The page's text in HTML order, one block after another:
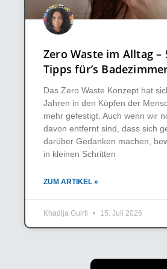
Zero Waste im Alltag –
Tipps für’s
Das Zero Waste Konzept hat
Jahren in den Köpfen der
mehr gefestigt. Auch wenn wir
davon entfernt sind, dass sich
darüber Gedanken machen,
in kleinen Schritten
ZUM ARTIKEL »
Khadija Guirti 15. Juli 2026